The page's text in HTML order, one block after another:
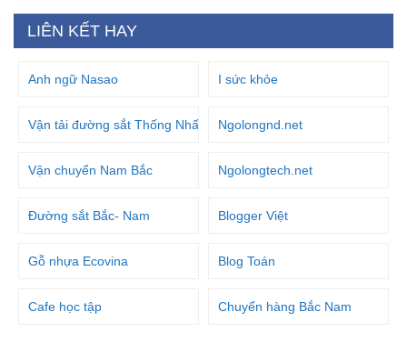
LIÊN KẾT HAY
Anh ngữ Nasao I sức khỏe
Vận tải đường sắt Thống Nhất Ngolongnd.net
Vận chuyển Nam Bắc Ngolongtech.net
Đường sắt Bắc- Nam Blogger Việt
Gỗ nhựa Ecovina Blog Toán
Cafe học tập Chuyển hàng Bắc Nam